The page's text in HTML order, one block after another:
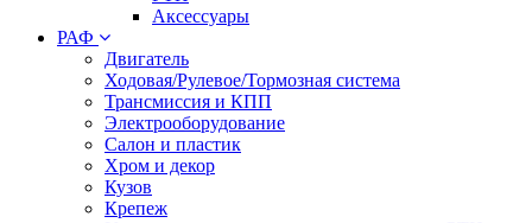
Аксессуары
РАФ
Двигатель
Ходовая/Рулевое/Тормозная система
Трансмиссия и КПП
Электрооборудование
Салон и пластик
Хром и декор
Кузов
Крепеж